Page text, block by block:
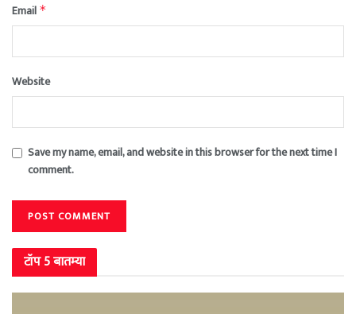
Email *
Website
Save my name, email, and website in this browser for the next time I
comment.
टॉप 5 बातम्या